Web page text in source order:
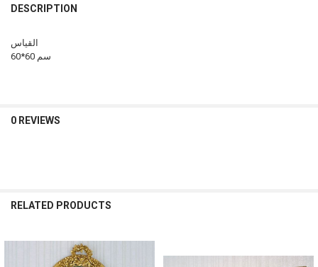
DESCRIPTION
القياس
60*60 سم
0 REVIEWS
RELATED PRODUCTS